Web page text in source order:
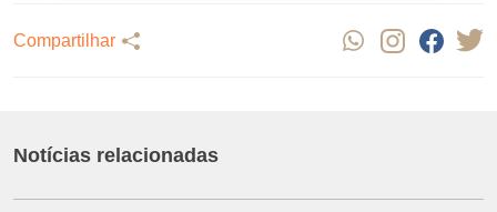
Compartilhar
Notícias relacionadas